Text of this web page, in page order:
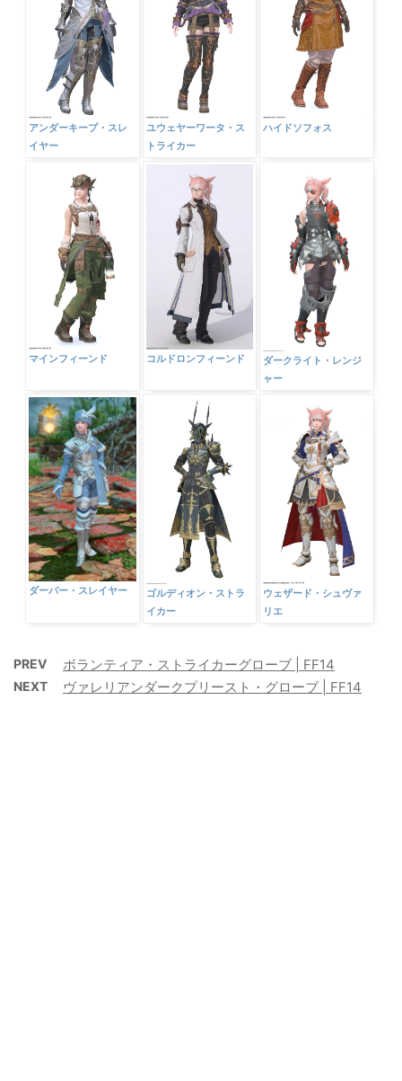
アンダーキープ・スレ
イヤー
ユウェヤーワータ・ス
トライカー
ハイドソフォス
マインフィーンド コルドロンフィーンド
ダークライト・レンジ
ャー
ダーバー・スレイヤー
ゴルディオン・ストラ
イカー
ウェザード・シュヴァ
リエ
PREV ボランティア・ストライカーグローブ | FF14
NEXT ヴァレリアンダークプリースト・グローブ | FF14